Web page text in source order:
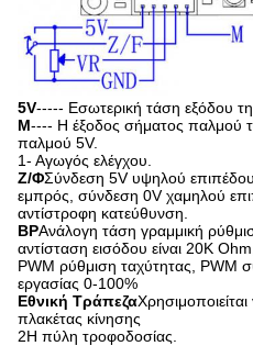
5V----- Εσωτερική τάση εξόδου
Μ---- Η έξοδος σήματος παλμού
παλμού 5V.
1- Αγωγός ελέγχου.
Ζ/ΦΣύνδεση 5V υψηλού
εμπρός, σύνδεση 0V χαμηλού
αντίστροφη κατεύθυνση.
ΒΡΑνάλογη τάση γραμμική
αντίσταση εισόδου είναι 20K
PWM ρύθμιση ταχύτητας, PWM
εργασίας 0-100%
Εθνική Τράπεζα
πλακέτας κίνησης
2Η πύλη τροφοδοσίας.